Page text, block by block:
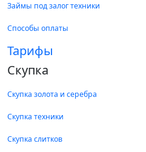
Займы под залог техники
Способы оплаты
Тарифы
Скупка
Скупка золота и серебра
Скупка техники
Скупка слитков